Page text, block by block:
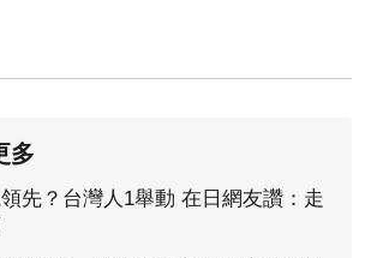
多
先？台灣人1舉動 在日網友讚：走